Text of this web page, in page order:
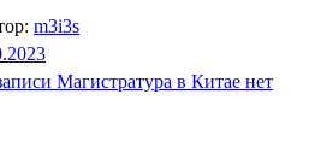
m3i3s
Магистратура в Китае нет